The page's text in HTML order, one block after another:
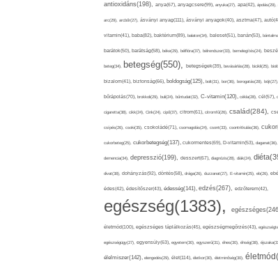
antioxidáns(198), anya(67), anyagcsere(99), anyuka(27), apa(42), ápolás(29),
arc(29), arcbőr(27), ásványi anyag(111), ásványi anyagok(40), asztma(47),
vitamin(41), baba(82), baktérium(89), balaton(34), baleset(51), banán(53),
barátok(50), barátság(58), béke(29), bélflóra(37), bélrendszer(33), bemelegítés(24),
beteg(34), betegség(550), betegségek(39), bevásárlás(28), bicikli(25),
bizalom(41), biztonság(66), boldogság(125), bolt(31), bor(36), borogatás(28), böjt(27),
bőrápolás(70), brokkoli(29), buli(24), bűntudat(32), C-vitamin(120), cékla(28), cél(57),
cigaretta(38), cikk(24), Cink(24), cipő(37), citrom(61), citromfű(26), család(284),
csípés(26), csoki(35), csokoládé(71), csomagolás(24), csont(33), csontritkulás(36),
cukorbeteg(25), cukorbetegség(137), cukormentes(69), D-vitamin(53), daganat(36),
demencia(34), depresszió(199), desszert(67), diagnózis(28), diák(24),
divat(38), dohányzás(92), döntés(58), drága(26), duzzanat(27), E-vitamin(25), eb(26),
édes(42), édesítőszer(43), édesség(141), edzés(267), edzőterem(42),
egészség(1383),
életmód(100), egészséges táplálkozás(45), egészségmegőrzés(43),
egészségügy(27), egyensúly(63), egyetem(30), egyszerű(31), éhes(30), éhség(38),
élelmiszer(142), elengedés(29), élet(114), életkor(30), életminőség(30),